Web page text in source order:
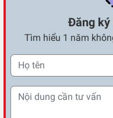
Đăng ký
Tìm hiểu 1 năm